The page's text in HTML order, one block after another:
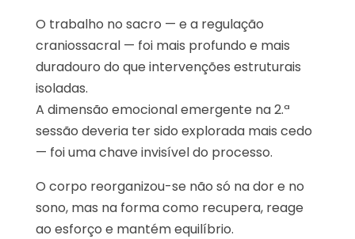
O trabalho no sacro — e a regulação
craniossacral — foi mais profundo e mais
duradouro do que intervenções estruturais
isoladas.
A dimensão emocional emergente na 2.ª
sessão deveria ter sido explorada mais cedo
— foi uma chave invisível do processo.
O corpo reorganizou-se não só na dor e no
sono, mas na forma como recupera, reage
ao esforço e mantém equilíbrio.